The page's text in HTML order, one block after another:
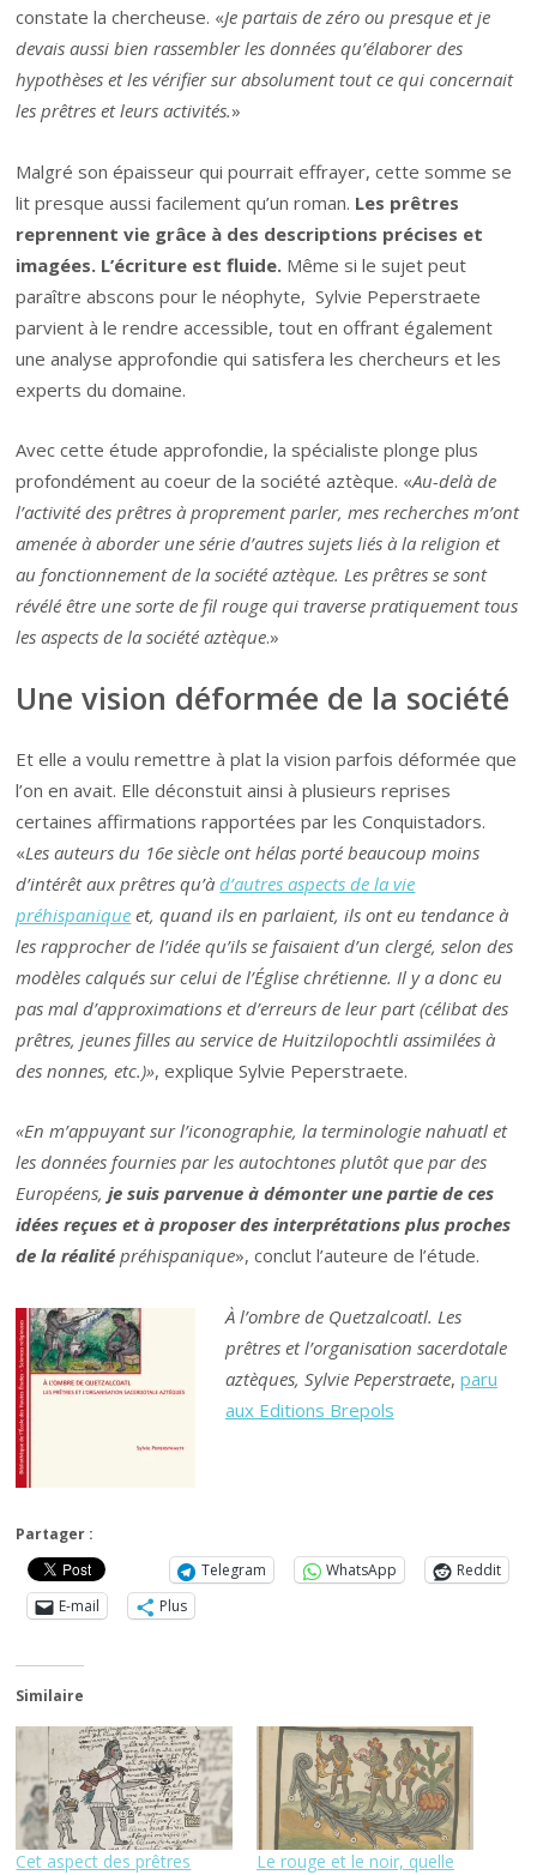
constate la chercheuse. «Je partais de zéro ou presque et je
devais aussi bien rassembler les données qu’élaborer des
hypothèses et les vérifier sur absolument tout ce qui concernait
les prêtres et leurs activités.»
Malgré son épaisseur qui pourrait effrayer, cette somme se
lit presque aussi facilement qu’un roman. Les prêtres
reprennent vie grâce à des descriptions précises et
imagées. L’écriture est fluide. Même si le sujet peut
paraître abscons pour le néophyte, Sylvie Peperstraete
parvient à le rendre accessible, tout en offrant également
une analyse approfondie qui satisfera les chercheurs et les
experts du domaine.
Avec cette étude approfondie, la spécialiste plonge plus
profondément au coeur de la société aztèque. «Au-delà de
l’activité des prêtres à proprement parler, mes recherches m’ont
amenée à aborder une série d’autres sujets liés à la religion et
au fonctionnement de la société aztèque. Les prêtres se sont
révélé être une sorte de fil rouge qui traverse pratiquement tous
les aspects de la société aztèque.»
Une vision déformée de la société
Et elle a voulu remettre à plat la vision parfois déformée que
l’on en avait. Elle déconstuit ainsi à plusieurs reprises
certaines affirmations rapportées par les Conquistadors.
«Les auteurs du 16e siècle ont hélas porté beaucoup moins
d’intérêt aux prêtres qu’àd’autres aspects de la vie
préhispanique et, quand ils en parlaient, ils ont eu tendance à
les rapprocher de l’idée qu’ils se faisaient d’un clergé, selon des
modèles calqués sur celui de l’Église chrétienne. Il y a donc eu
pas mal d’approximations et d’erreurs de leur part (célibat des
prêtres, jeunes filles au service de Huitzilopochtli assimilées à
des nonnes, etc.)», explique Sylvie Peperstraete.
«En m’appuyant sur l’iconographie, la terminologie nahuatl et
les données fournies par les autochtones plutôt que par des
Européens,je suis parvenue à démonter une partie de ces
idées reçues et à proposer des interprétations plus proches
de la réalité préhispanique», conclut l’auteure de l’étude.
À l’ombre de Quetzalcoatl. Les
prêtres et l’organisation sacerdotale
aztèques, Sylvie Peperstraete, paru
aux Editions Brepols
Partager :
Telegram
WhatsApp
Reddit
E-mail
Plus
Similaire
Cet aspect des prêtres
Le rouge et le noir, quelle